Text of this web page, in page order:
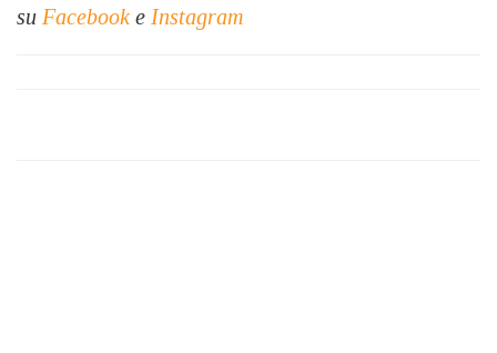
su Facebook e Instagram